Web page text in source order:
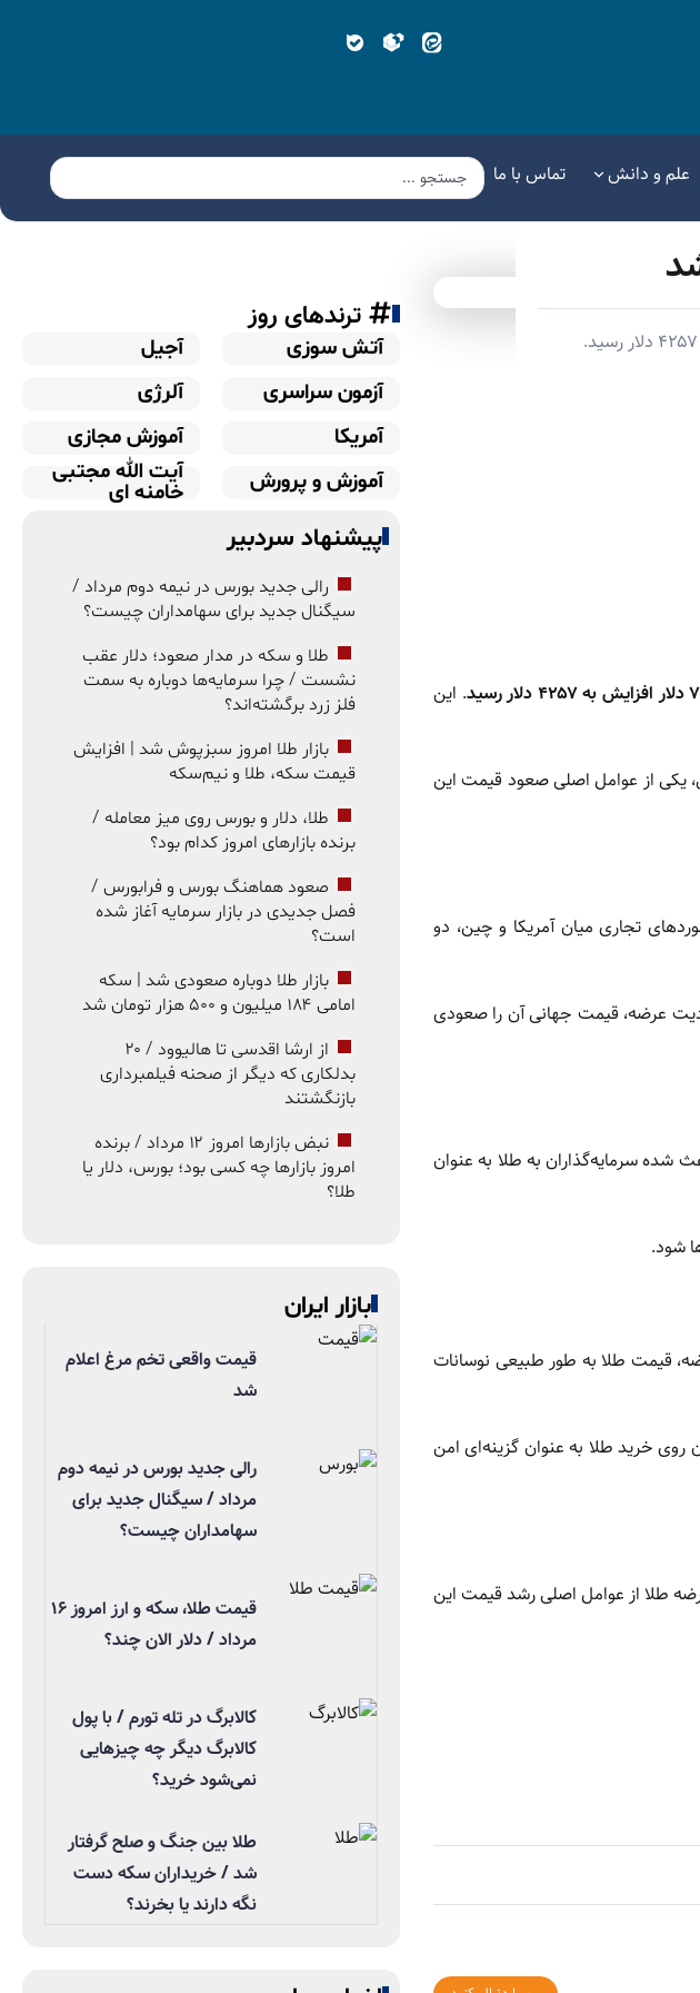
علم و دانش تماس با ما
محمد کشتی‌آرای، کارشناس طلا و سکه اعلام کرد که قیمت اونس جهانی طلا با ۷ دلار افزایش به ۴۲۵۷ دلار رسید.
. این
یکی از عوامل اصلی صعود قیمت این
تجاری میان آمریکا و چین، دو
عرضه، قیمت جهانی آن را صعودی
شده سرمایه‌گذاران به طلا به عنوان
شود.
قیمت طلا به طور طبیعی نوسانات
خرید طلا به عنوان گزینه‌ای امن
طلا از عوامل اصلی رشد قیمت این
ترندهای روز
آتش سوزی
آجیل
آزمون سراسری
آلرژی
آمریکا
آموزش مجازی
آموزش و پرورش
آیت الله مجتبی
خامنه ای
پیشنهاد سردبیر
رالی جدید بورس در نیمه دوم مرداد /
سیگنال جدید برای سهامداران چیست؟
طلا و سکه در مدار صعود؛ دلار عقب
نشست / چرا سرمایه‌ها دوباره به سمت
فلز زرد برگشته‌اند؟
بازار طلا امروز سبزپوش شد | افزایش
قیمت سکه، طلا و نیم‌سکه
طلا، دلار و بورس روی میز معامله /
برنده بازارهای امروز کدام بود؟
صعود هماهنگ بورس و فرابورس /
فصل جدیدی در بازار سرمایه آغاز شده
است؟
بازار طلا دوباره صعودی شد | سکه
امامی ۱۸۴ میلیون و ۵۰۰ هزار تومان شد
از ارشا اقدسی تا هالیوود / ۲۰
بدلکاری که دیگر از صحنه فیلمبرداری
بازنگشتند
نبض بازارها امروز ۱۲ مرداد / برنده
امروز بازارها چه کسی بود؛ بورس، دلار یا
طلا؟
بازار ایران
قیمت واقعی تخم مرغ اعلام
شد
رالی جدید بورس در نیمه دوم
مرداد / سیگنال جدید برای
سهامداران چیست؟
قیمت طلا، سکه و ارز امروز ۱۶
مرداد / دلار الان چند؟
کالابرگ در تله تورم / با پول
کالابرگ دیگر چه چیزهایی
نمی‌شود خرید؟
طلا بین جنگ و صلح گرفتار
شد / خریداران سکه دست
نگه دارند یا بخرند؟